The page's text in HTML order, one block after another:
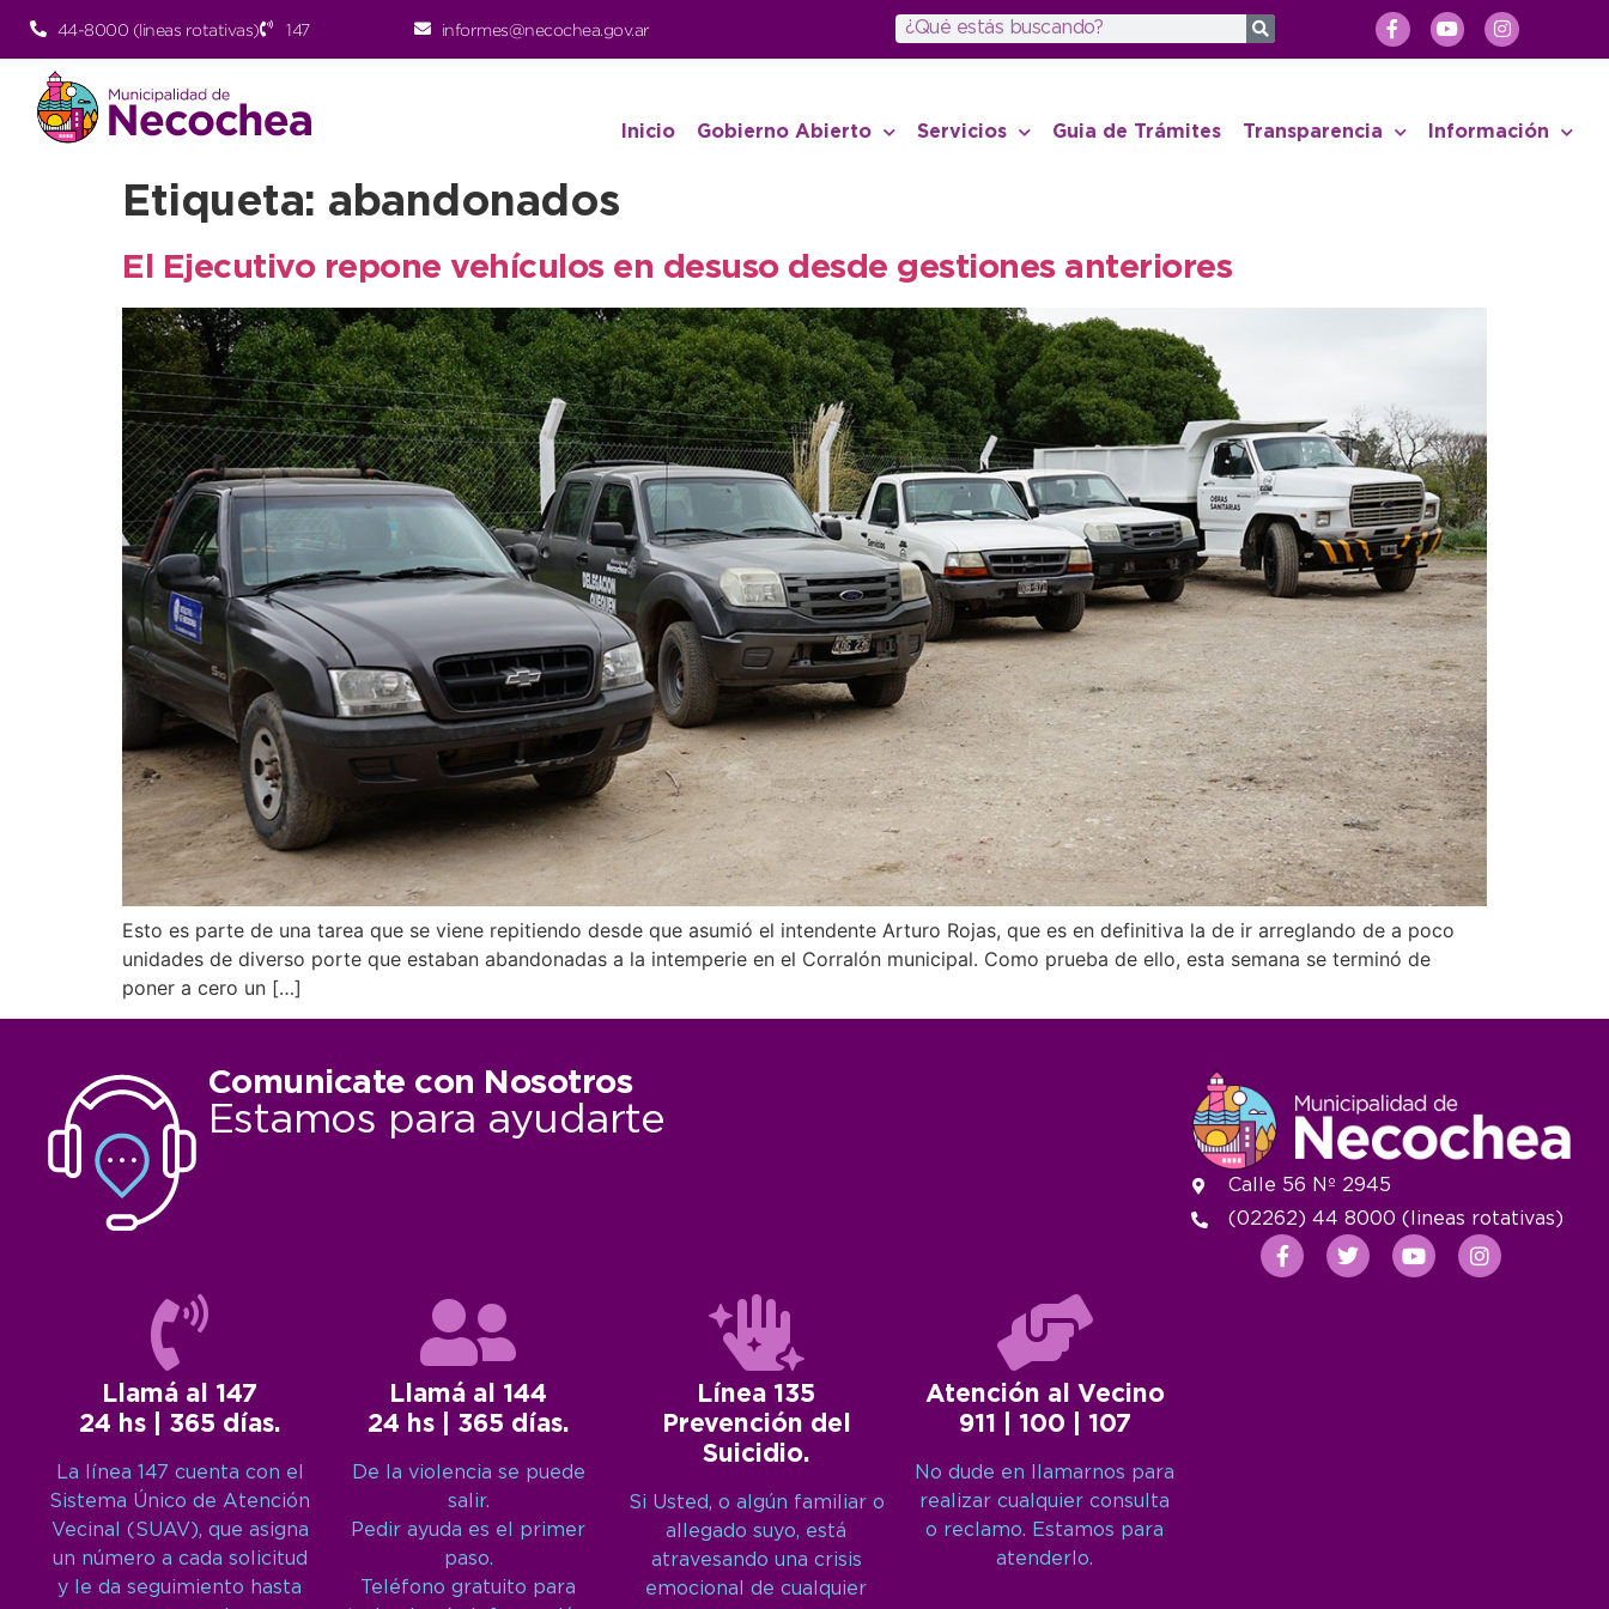
44-8000 (lineas rotativas) 147 informes@necochea.gov.ar
Inicio Gobierno Abierto Servicios Guia de Trámites Transparencia Información
Etiqueta: abandonados
El Ejecutivo repone vehículos en desuso desde gestiones anteriores
Esto es parte de una tarea que se viene repitiendo desde que asumió el intendente Arturo Rojas, que es en definitiva la de ir arreglando de a poco
unidades de diverso porte que estaban abandonadas a la intemperie en el Corralón municipal. Como prueba de ello, esta semana se terminó de
poner a cero un […]
Comunicate con Nosotros
Estamos para ayudarte
Llamá al 147
24 hs | 365 días.
La línea 147 cuenta con el
Sistema Único de Atención
Vecinal (SUAV), que asigna
un número a cada solicitud
y le da seguimiento hasta
Llamá al 144
24 hs | 365 días.
De la violencia se puede
salir.
Pedir ayuda es el primer
paso.
Teléfono gratuito para
Línea 135
Prevención del
Suicidio.
Si Usted, o algún familiar o
allegado suyo, está
atravesando una crisis
emocional de cualquier
Atención al Vecino
911 | 100 | 107
No dude en llamarnos para
realizar cualquier consulta
o reclamo. Estamos para
atenderlo.
Calle 56 Nº 2945
(02262) 44 8000 (lineas rotativas)